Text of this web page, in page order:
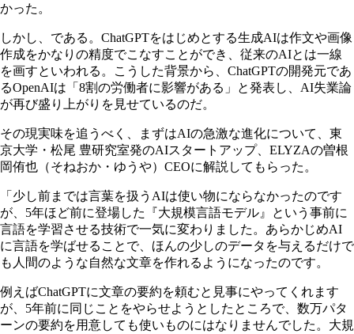
かった。
しかし、である。ChatGPTをはじめとする生成AIは作文や画像
作成をかなりの精度でこなすことができ、従来のAIとは一線
を画すといわれる。こうした背景から、ChatGPTの開発元であ
るOpenAIは「8割の労働者に影響がある」と発表し、AI失業論
が再び盛り上がりを見せているのだ。
その現実味を追うべく、まずはAIの急激な進化について、東
京大学・松尾 豊研究室発のAIスタートアップ、ELYZAの曽根
岡侑也（そねおか・ゆうや）CEOに解説してもらった。
「少し前までは言葉を扱うAIは使い物にならなかったのです
が、5年ほど前に登場した『大規模言語モデル』という事前に
言語を学習させる技術で一気に変わりました。あらかじめAI
に言語を学ばせることで、ほんの少しのデータを与えるだけで
も人間のような自然な文章を作れるようになったのです。
例えばChatGPTに文章の要約を頼むと見事にやってくれます
が、5年前に同じことをやらせようとしたところで、数万パタ
ーンの要約を用意しても使いものにはなりませんでした。大規